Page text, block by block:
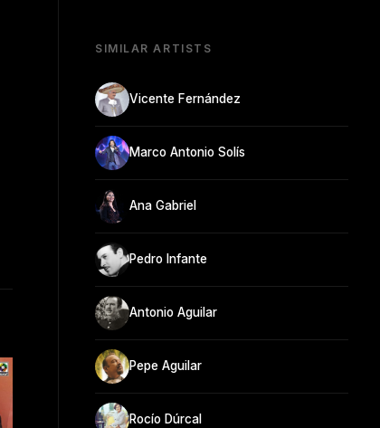
SIMILAR ARTISTS
Vicente Fernández
Marco Antonio Solís
Ana Gabriel
Pedro Infante
Antonio Aguilar
Pepe Aguilar
Rocío Dúrcal